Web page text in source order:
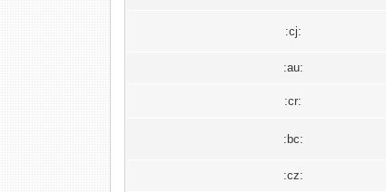
:cj:
:au:
:cr:
:bc:
:cz: